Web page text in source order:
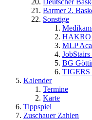
Barmer 2.
Sonstige
HAKRO
MLP
BG
TIGERS
Kalender
Termine
Karte
Tippspiel
Zuschauer Zahlen